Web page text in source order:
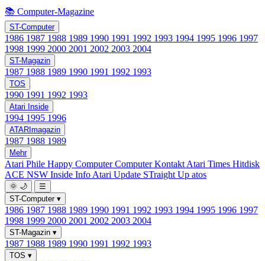
📚 Computer-Magazine
ST-Computer
1986 1987 1988 1989 1990 1991 1992 1993 1994 1995 1996 1997
1998 1999 2000 2001 2002 2003 2004
ST-Magazin
1987 1988 1989 1990 1991 1992 1993
TOS
1990 1991 1992 1993
Atari Inside
1994 1995 1996
ATARImagazin
1987 1988 1989
Mehr
Atari Phile Happy ComputerComputer Kontakt Atari Times Hitdisk
ACE NSW Inside Info Atari Update STraight Up atos
🌞 🌙
☰
ST-Computer ▾
1986 1987 1988 1989 1990 1991 1992 1993 1994 1995 1996 1997
1998 1999 2000 2001 2002 2003 2004
ST-Magazin ▾
1987 1988 1989 1990 1991 1992 1993
TOS ▾